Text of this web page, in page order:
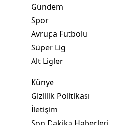
Gündem
Spor
Avrupa Futbolu
Süper Lig
Alt Ligler
Künye
Gizlilik Politikası
İletişim